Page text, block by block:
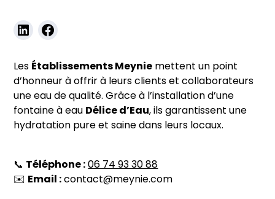
Les Établissements Meynie mettent un point
d’honneur à offrir à leurs clients et collaborateurs
une eau de qualité. Grâce à l’installation d’une
fontaine à eau Délice d’Eau, ils garantissent une
hydratation pure et saine dans leurs locaux.
📞 Téléphone : 06 74 93 30 88
✉️ Email : contact@meynie.com